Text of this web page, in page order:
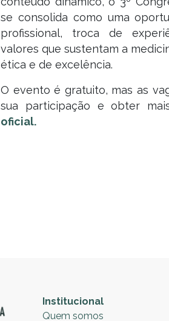
se consolida como uma
profissional, troca de
valores que sustentam a
ética e de excelência.
O evento é gratuito, mas as
sua participação e obter
oficial.
Institucional
Quem somos